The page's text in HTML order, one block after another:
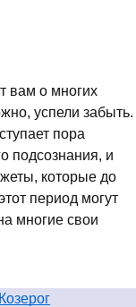
вам о многих
успели забыть.
пора
подсознания, и
которые до
период могут
многие свои